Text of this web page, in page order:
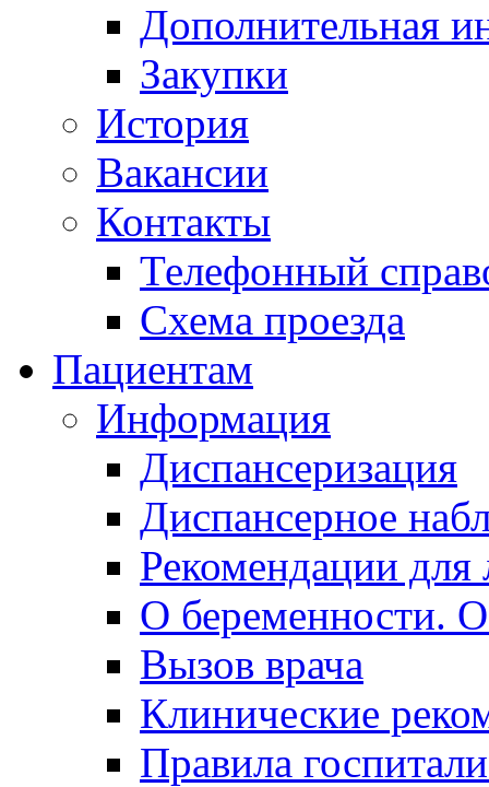
Дополнительная
Закупки
История
Вакансии
Контакты
Телефонный
Схема проезда
Пациентам
Информация
Диспансеризация
Диспансерное
Рекомендации для
О беременности.
Вызов врача
Клинические
Правила